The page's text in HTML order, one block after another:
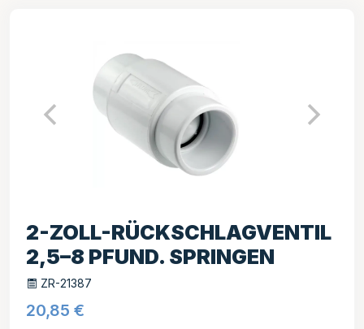
2-ZOLL-RÜCKSCHLAGVENTIL
2,5–8 PFUND. SPRINGEN
ZR-21387
20,85 €